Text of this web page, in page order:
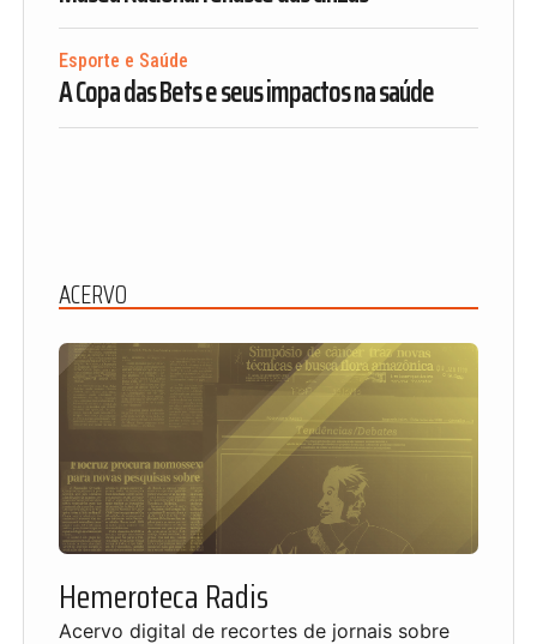
Esporte e Saúde
A Copa das Bets e seus impactos na saúde
ACERVO
Hemeroteca Radis
Acervo digital de recortes de jornais sobre